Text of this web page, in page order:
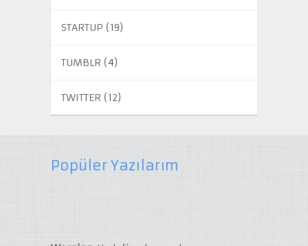
STARTUP (19)
TUMBLR (4)
TWITTER (12)
Popüler Yazılarım